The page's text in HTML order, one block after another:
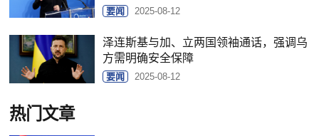
要闻 2025-08-12
泽连斯基与加、立两国领袖通话，强调乌
方需明确安全保障
要闻 2025-08-12
热门文章